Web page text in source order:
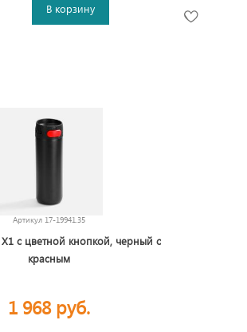
В корзину
Артикул 17-19941.35
с цветной кнопкой, черный с
красным
1 968 руб.